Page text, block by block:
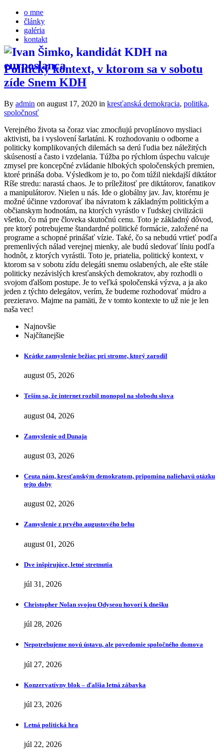
o mne
články
galéria
kontakt
Politický kontext, v ktorom sa v sobotu
zíde Snem KDH
By admin on august 17, 2020 in kresťanská demokracia, politika,
spoločnosť
Verejného života sa čoraz viac zmocňujú prvoplánovo mysliaci
aktivisti, ba i vyslovení šarlatáni. K rozhodovaniu o odborne a
politicky komplikovaných dilemách sa derú ľudia bez náležitých
skúseností a často i vzdelania. Túžba po rýchlom úspechu valcuje
zmysel pre koncepčné zvládanie hlbokých spoločenských premien,
ktoré prináša doba. Výsledkom je to, po čom túžil niekdajší diktátor
Ríše stredu: narastá chaos. Je to príležitosť pre diktátorov, fanatikov
a manipulátorov. Nielen u nás. Ide o globálny jav. Jav, ktorému je
možné účinne vzdorovať iba návratom k základným politickým a
občianskym hodnotám, na ktorých vyrástlo v ľudskej civilizácii
všetko, čo má pre človeka skutočnú cenu. Toto je základný dôvod,
pre ktorý potrebujeme štandardné politické formácie, založené na
programe a schopné prinášať vízie. Také, čo sa nebudú vrtieť podľa
premenlivých nálad verejnej mienky, ale budú sledovať líniu podľa
hodnôt, z ktorých vyrástli. Toto je, priatelia, politický kontext, v
ktorom sa v sobotu zídu delegáti snemu oslabených, ale ešte stále
politicky nezávislých kresťanských demokratov, aby rozhodli o
svojom ďalšom postupe. Je to veľká spoločenská výzva, a ja ako
jeden z týchto delegátov, verím, že budeme rozhodovať múdro a
prezieravo. Majme na pamäti, že v tomto kontexte to už nie je len
naša vec!
Najnovšie
Najčítanejšie
Krátke zamyslenie bežiac pri strome, ktorý zarodil
august 05, 2026
Teším sa, že internet rozbil monopol na slobodu slova
august 04, 2026
Zamyslenie od Dunaja
august 03, 2026
Ceuta nám, kresťanským demokratom, pripomína naliehavú otázku
tejto doby
august 02, 2026
Zamyslenie z prvého augustového behu
august 01, 2026
Dve inšpirujúce, letné stretnutia
júl 31, 2026
Christopher Nolan svojou Odyseou hovorí k dnešku
júl 28, 2026
Nepotrebujeme novú ústavu, ale povedomie spoločného domova
júl 27, 2026
Konzervatívny blok – ďalšia letná zábavka
júl 23, 2026
Letná politická hra
júl 22, 2026